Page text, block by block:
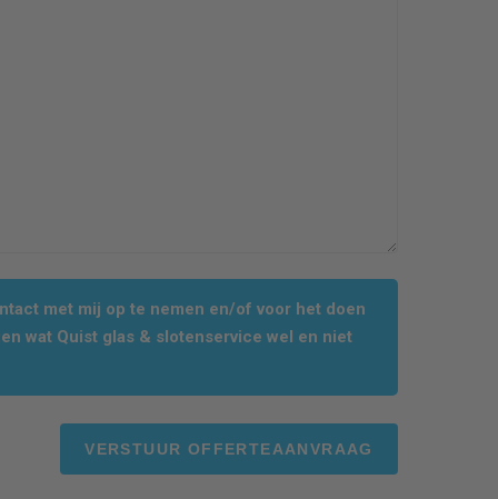
met mij op te nemen en/of voor het doen
wat Quist glas & slotenservice wel en niet